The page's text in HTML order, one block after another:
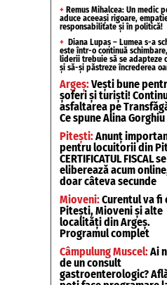
+ Remus Mihalcea: Un medic
aduce aceeași rigoare,
responsabilitate și în politică!
+ Diana Lupaș – Lumea s-a
este într-o continuă
liderii trebuie să se adapteze
și să-și păstreze încrederea
Argeș:Vești bune
șoferi și turiști!
asfaltarea pe
Ce spune Alina Gorghiu
Pitești:Anunț
pentru locuitorii din
CERTIFICATUL FISCAL se
eliberează acum
doar câteva secunde
Mioveni:Curentul va
Pitești, Mioveni și alte
localități din Argeș.
Programul complet
Câmpulung Muscel:Ai
de un consult
gastroenterologic?